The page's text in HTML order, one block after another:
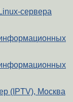
сервера
(IPTV), Москва